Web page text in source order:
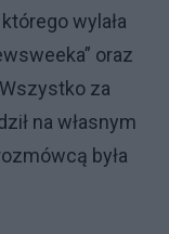
wylała
oraz
za
na własnym
była